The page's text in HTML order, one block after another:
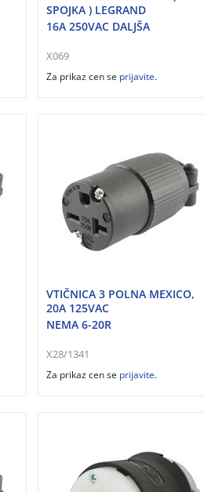
SPOJKA ) LEGRAND
16A 250VAC DALJŠA
X069
Za prikaz cen se prijavite.
VTIČNICA 3 POLNA MEXICO,
20A 125VAC
NEMA 6-20R
X28/1341
Za prikaz cen se prijavite.